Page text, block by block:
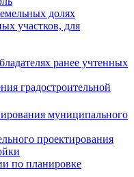
долях
участков, для
ранее учтенных
градостроительной
муниципального
проектирования
по планировке